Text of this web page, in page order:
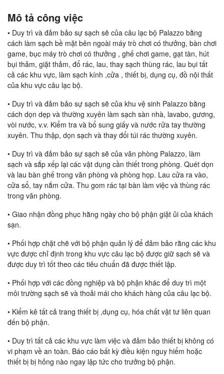
Mô tả công việc
• Duy trì và đảm bảo sự sạch sẽ của câu lạc bộ Palazzo bằng
cách làm sạch bề mặt bên ngoài máy trò chơi có thưởng, bàn chơi
game, bục máy trò chơi có thưởng , ghế chơi game, gạt tàn, hút
bụi thảm, giặt thảm, đổ rác, lau, thay sạch thùng rác, lau bụi tất
cả các khu vực, làm sạch kính ,cửa , thiết bị, dụng cụ, đồ nội thất
của khu vực câu lạc bộ.
• Duy trì và đảm bảo sự sạch sẽ của khu vệ sinh Palazzo bằng
cách dọn dẹp và thường xuyên làm sạch sàn nhà, lavabo, gương,
vòi nước, v.v. Kiểm tra và bổ sung giấy và nước rửa tay thường
xuyên. Thu thập, dọn sạch và thay đổi túi rác thường xuyên.
• Duy trì và đảm bảo sự sạch sẽ của văn phòng Palazzo, làm
sạch và sắp xếp lại các vật dụng cần thiết trong phòng. Quét dọn
và lau bàn ghế trong văn phòng và phòng họp. Lau cửa ra vào,
cửa sổ, tay nắm cửa. Thu gom rác tại bàn làm việc và thùng rác
trong văn phòng.
• Giao nhận đồng phục hằng ngày cho bộ phận giặt ủi của khách
sạn.
• Phối hợp chặt chẽ với bộ phận quản lý để đảm bảo rằng các khu
vực được chỉ định trong khu vực câu lạc bộ được giữ sạch sẽ và
được duy trì tốt theo các tiêu chuẩn đã được thiết lập.
• Phối hợp với các đồng nghiệp và bộ phận khác để duy trì một
môi trường sạch sẽ và thoải mái cho khách hàng của câu lạc bộ.
• Kiểm kê tất cả trang thiết bị ,dụng cụ, hóa chất vật tư liên quan
đến bộ phận.
• Duy trì tất cả các khu vực làm việc và đảm bảo thiết bị không có
vi phạm về an toàn. Báo cáo bất kỳ điều kiện nguy hiểm hoặc
thiết bị bị hỏng nào ngay lập tức cho trưởng bộ phận.